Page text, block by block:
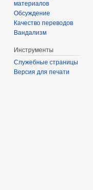
материалов
Обсуждение
Качество переводов
Вандализм
Инструменты
Служебные страницы
Версия для печати